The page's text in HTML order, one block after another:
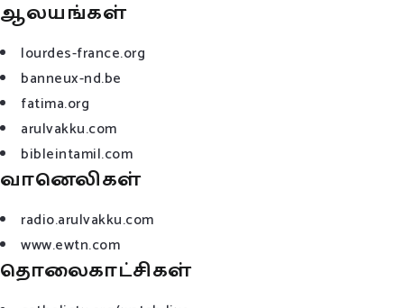
ஆலயங்கள்
lourdes-france.org
banneux-nd.be
fatima.org
arulvakku.com
bibleintamil.com
வானெலிகள்
radio.arulvakku.com
www.ewtn.com
தொலைகாட்சிகள்